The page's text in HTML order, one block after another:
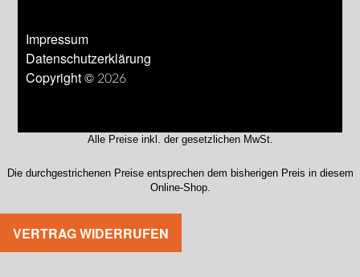
Impressum
Datenschutzerklärung
Copyright © 2026
Alle Preise inkl. der gesetzlichen MwSt.
Die durchgestrichenen Preise entsprechen dem bisherigen Preis in diesem
Online-Shop.
VERTRAG WIDERRUFEN